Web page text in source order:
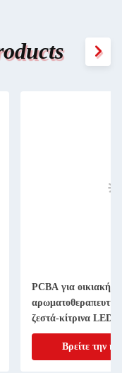
PCBA για οικιακή
ζεστά-κίτρινα LED
Βρείτε την